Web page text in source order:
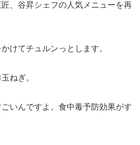
、谷昇シェフの人気メニューを再
けてチュルンっとします。
ねぎ。
いんですよ。食中毒予防効果がす